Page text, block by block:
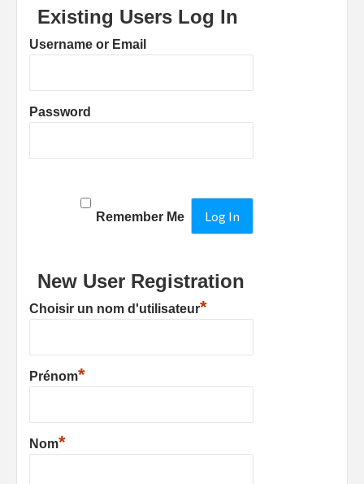
Existing Users Log In
Username or Email
Password
Remember Me
New User Registration
Choisir un nom d'utilisateur*
Prénom*
Nom*